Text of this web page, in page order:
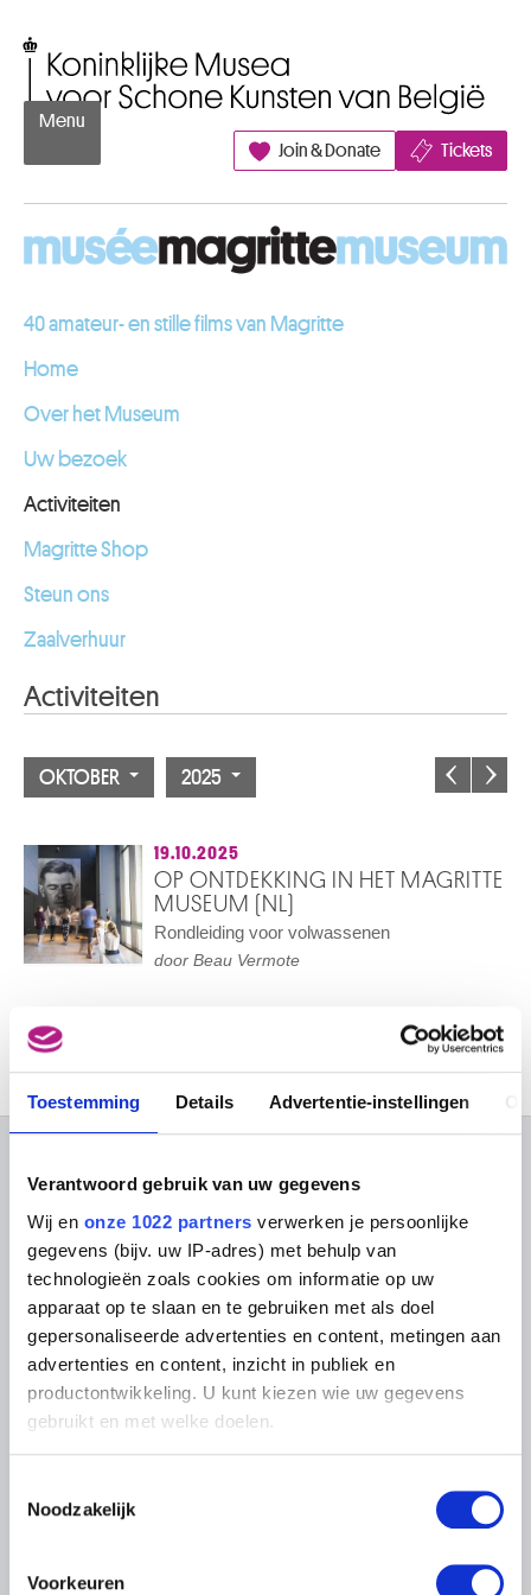
Toestemming Details Advertentie-instellingen
Verantwoord gebruik van uw gegevens
Wij en onze 1022 partners verwerken je persoonlijke
gegevens (bijv. uw IP-adres) met behulp van
technologieën zoals cookies om informatie op uw
apparaat op te slaan en te gebruiken met als doel
gepersonaliseerde advertenties en content, metingen aan
advertenties en content, inzicht in publiek en
productontwikkeling. U kunt kiezen wie uw gegevens
gebruikt en met welke doelen.
Informatie verzamelen over uw geografische
locatie, die tot een paar meter nauwkeurig kan zijn
scannen op specifieke eigenschappen (fingerprinting)
Noodzakelijk
Voorkeuren
Menu
Join & Donate
Tickets
40 amateur- en stille films van Magritte
Home
Over het Museum
Uw bezoek
Activiteiten
Magritte Shop
Steun ons
Zaalverhuur
Activiteiten
OKTOBER 2025
19.10.2025
OP ONTDEKKING IN HET MAGRITTE
MUSEUM (NL)
Rondleiding voor volwassenen
door Beau Vermote
OVER DE MUSEA
Veelgestelde vragen
Praktisch
Tickets
In de Musea
Evenementen
Museum Shop
Bezoekersreglement
Instelling
Onderzoek
Bibliotheek
Publicaties
Fotodienst
Archief voor Hedendaagse
Kunst in België
Digitaal Museum
LIGGING VAN DE MUSEA